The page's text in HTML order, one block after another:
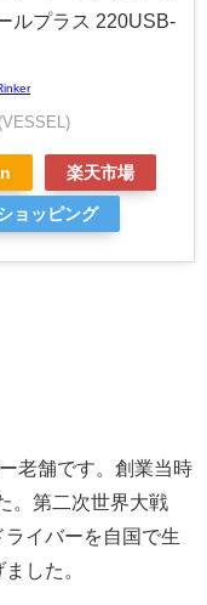
ルプラス 220USB-
楽天市場
ョッピング
老舗です。創業当時
。 第二次世界大戦
イバーを自国で生
した。